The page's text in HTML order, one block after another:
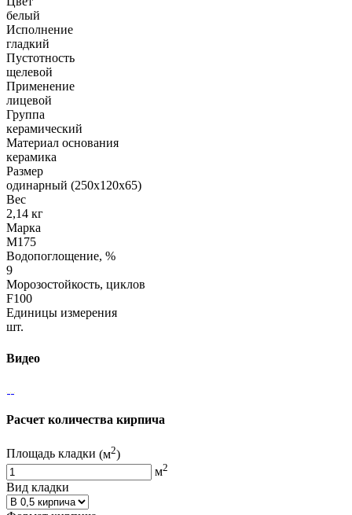
белый
Исполнение
гладкий
Пустотность
щелевой
Применение
лицевой
Группа
керамический
Материал основания
керамика
Размер
одинарный (250х120х65)
Вес
2,14 кг
Марка
М175
Водопоглощение, %
9
Морозостойкость, циклов
F100
Единицы измерения
шт.
Видео
Расчет количества кирпича
Площадь кладки (м2)
м2
Вид кладки